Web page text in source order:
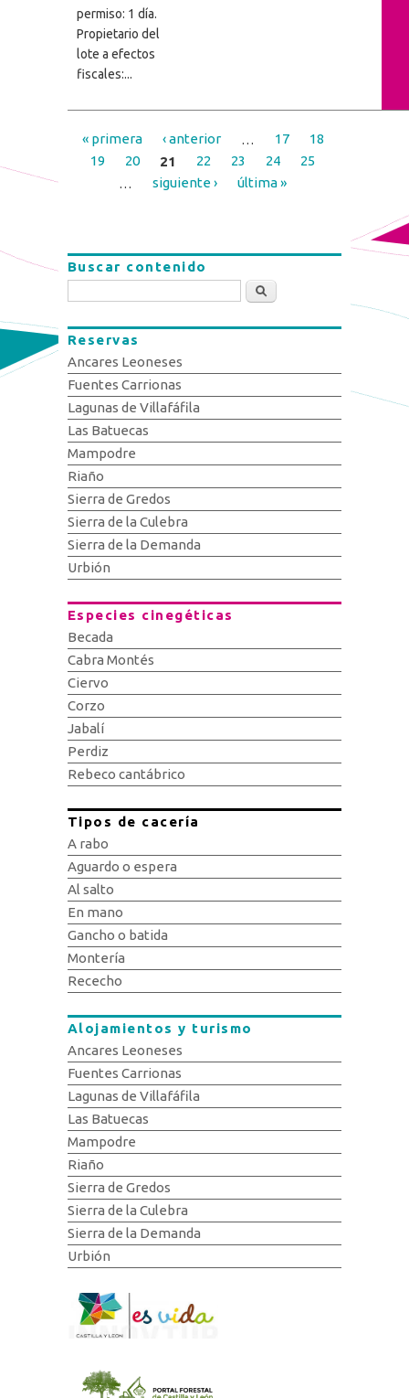
permiso: 1 día.
Propietario del
lote a efectos
fiscales:...
Páginas
« primera ‹ anterior … 17
18
19
20 21 22 23 24
25
…
siguiente › última »
Buscar contenido
Buscar
Reservas
Ancares Leoneses
Fuentes Carrionas
Lagunas de Villafáfila
Las Batuecas
Mampodre
Riaño
Sierra de Gredos
Sierra de la Culebra
Sierra de la Demanda
Urbión
Especies cinegéticas
Becada
Cabra Montés
Ciervo
Corzo
Jabalí
Perdiz
Rebeco cantábrico
Tipos de cacería
A rabo
Aguardo o espera
Al salto
En mano
Gancho o batida
Montería
Rececho
Alojamientos y turismo
Ancares Leoneses
Fuentes Carrionas
Lagunas de Villafáfila
Las Batuecas
Mampodre
Riaño
Sierra de Gredos
Sierra de la Culebra
Sierra de la Demanda
Urbión